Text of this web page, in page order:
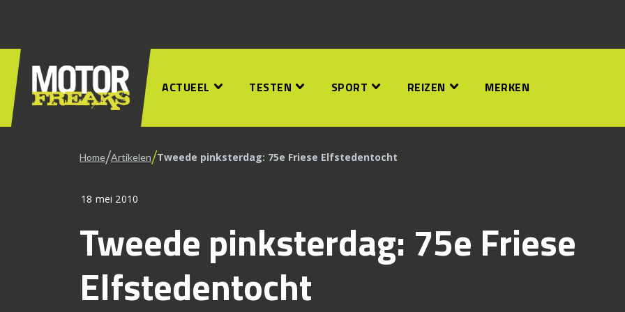
ACTUEEL TESTEN SPORT REIZEN MERKEN
Home/Artikelen/Tweede pinksterdag: 75e Friese Elfstedentocht
18 mei 2010
Tweede pinksterdag: 75e Friese
Elfstedentocht